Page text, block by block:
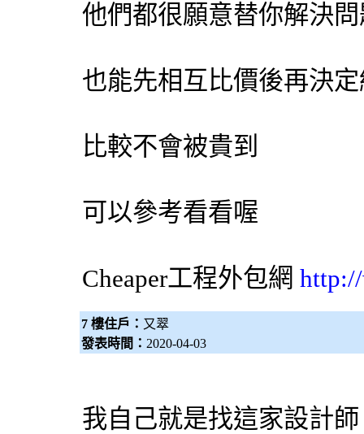
他們都很願意替你解決
也能先相互比價後再決
比較不會被貴到
可以參考看看喔
Cheaper工程外包網
7 樓住戶： 又翠
發表時間： 2020-04-03
我自己就是找這家設計師